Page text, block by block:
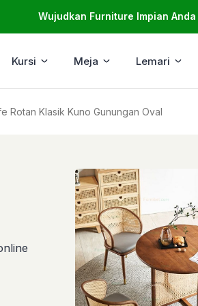
Wujudkan Furniture Impian Anda
Kursi Meja Lemari
Rotan Klasik Kuno Gunungan Oval